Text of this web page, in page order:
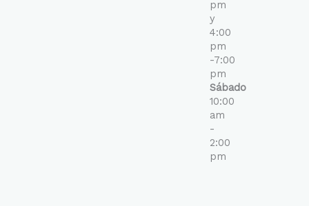
pm
y
4:00
pm
-7:00
pm
Sábado
10:00
am
-
2:00
pm